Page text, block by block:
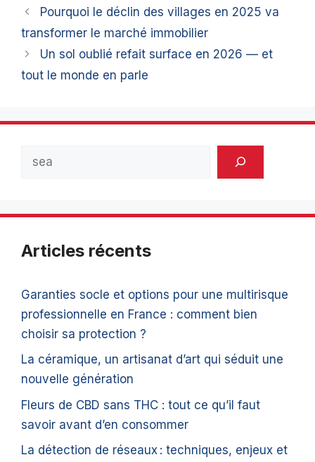
Pourquoi le déclin des villages en 2025 va
transformer le marché immobilier
Un sol oublié refait surface en 2026 — et
tout le monde en parle
Articles récents
Garanties socle et options pour une multirisque
professionnelle en France : comment bien
choisir sa protection ?
La céramique, un artisanat d’art qui séduit une
nouvelle génération
Fleurs de CBD sans THC : tout ce qu’il faut
savoir avant d’en consommer
La détection de réseaux : techniques, enjeux et